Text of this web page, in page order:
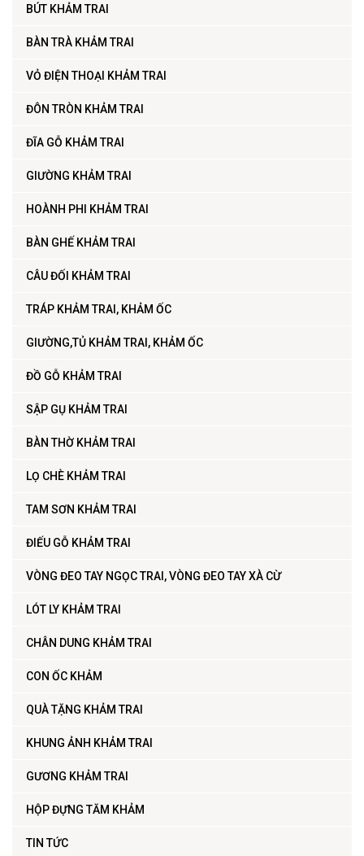
BÚT KHẢM TRAI
BÀN TRÀ KHẢM TRAI
VỎ ĐIỆN THOẠI KHẢM TRAI
ĐÔN TRÒN KHẢM TRAI
ĐĨA GỖ KHẢM TRAI
GIƯỜNG KHẢM TRAI
HOÀNH PHI KHẢM TRAI
BÀN GHẾ KHẢM TRAI
CÂU ĐỐI KHẢM TRAI
TRÁP KHẢM TRAI, KHẢM ỐC
GIƯỜNG,TỦ KHẢM TRAI, KHẢM ỐC
ĐỒ GỖ KHẢM TRAI
SẬP GỤ KHẢM TRAI
BÀN THỜ KHẢM TRAI
LỌ CHÈ KHẢM TRAI
TAM SƠN KHẢM TRAI
ĐIẾU GỖ KHẢM TRAI
VÒNG ĐEO TAY NGỌC TRAI, VÒNG ĐEO TAY XÀ CỪ
LÓT LY KHẢM TRAI
CHÂN DUNG KHẢM TRAI
CON ỐC KHẢM
QUÀ TẶNG KHẢM TRAI
KHUNG ẢNH KHẢM TRAI
GƯƠNG KHẢM TRAI
HỘP ĐỰNG TĂM KHẢM
TIN TỨC